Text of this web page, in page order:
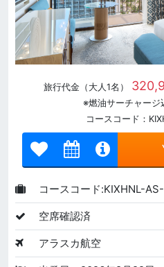
旅行代金（大人1名）
※燃油サーチャージ
コースコード：
コースコード:KIXHNL-
空席確認済
アラスカ航空